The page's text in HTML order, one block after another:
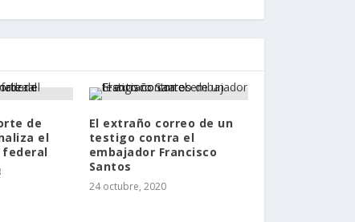
de
el
federal
El extraño correo de un
testigo contra el
embajador Francisco
Santos
24 octubre, 2020